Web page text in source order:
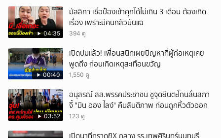
04:35
มัลลิกา เชื่อป๋องเข้าคุกได้ไม่เกิน 3 เดือน ต้องเกิด
เรื่อง เพราะมีคนกลัวมันแฉ
394 ดู
00:40
เปิดปมแล้ว! เพื่อนสนิทเผยปัญหาที่ผู้ก่อเหตุเคย
พูดถึง ก่อนเกิดเหตุสะเทือนขวัญ
1,550 ดู
03:52
อนุสรณ์ สส.พรรคประชาชน ชูจุดยืนตะโกนลั่นสภา
จี้ "มิน ออง ไลง์" คืนสันติภาพ ก่อนถูกหิ้วตัวออก
123 ดู